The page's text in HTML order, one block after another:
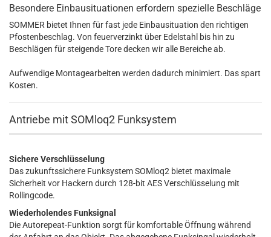
Besondere Einbausituationen erfordern spezielle Beschläge
SOMMER bietet Ihnen für fast jede Einbausituation den richtigen
Pfostenbeschlag. Von feuerverzinkt über Edelstahl bis hin zu
Beschlägen für steigende Tore decken wir alle Bereiche ab.
Aufwendige Montagearbeiten werden dadurch minimiert. Das spart
Kosten.
Antriebe mit SOMloq2 Funksystem
Sichere Verschlüsselung
Das zukunftssichere Funksystem SOMloq2 bietet maximale
Sicherheit vor Hackern durch 128-bit AES Verschlüsselung mit
Rollingcode.
Wiederholendes Funksignal
Die Autorepeat-Funktion sorgt für komfortable Öffnung während